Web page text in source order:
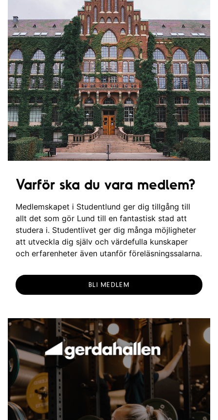
Varför ska du vara medlem?
Medlemskapet i Studentlund ger dig tillgång till
allt det som gör Lund till en fantastisk stad att
studera i. Studentlivet ger dig många möjligheter
att utveckla dig själv och värdefulla kunskaper
och erfarenheter även utanför föreläsningssalarna.
BLI MEDLEM